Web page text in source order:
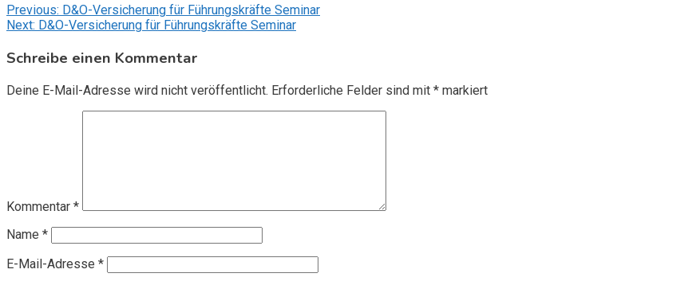
Beitragsnavigation
Previous: D&O-Versicherung für Führungskräfte Seminar
Next: D&O-Versicherung für Führungskräfte Seminar
Schreibe einen Kommentar
Deine E-Mail-Adresse wird nicht veröffentlicht. Erforderliche Felder sind mit * markiert
Kommentar *
Name *
E-Mail-Adresse *